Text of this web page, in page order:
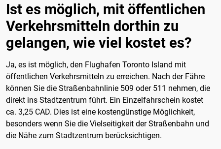
Ist es möglich, mit öffentlichen
Verkehrsmitteln dorthin zu
gelangen, wie viel kostet es?
Ja, es ist möglich, den Flughafen Toronto Island mit
öffentlichen Verkehrsmitteln zu erreichen. Nach der Fähre
können Sie die Straßenbahnlinie 509 oder 511 nehmen, die
direkt ins Stadtzentrum führt. Ein Einzelfahrschein kostet
ca. 3,25 CAD. Dies ist eine kostengünstige Möglichkeit,
besonders wenn Sie die Vielseitigkeit der Straßenbahn und
die Nähe zum Stadtzentrum berücksichtigen.